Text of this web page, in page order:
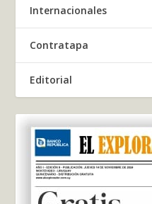
Internacionales
Contratapa
Editorial